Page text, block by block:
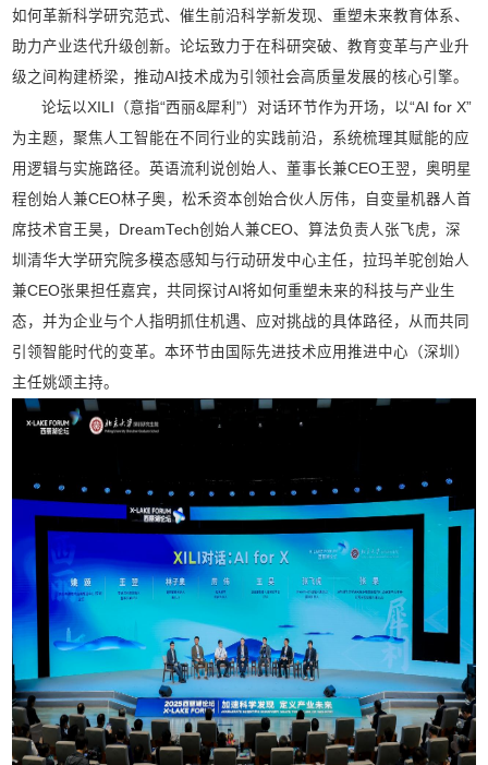
如何革新科学研究范式、催生前沿科学新发现、重塑未来教育体系、
助力产业迭代升级创新。论坛致力于在科研突破、教育变革与产业升
级之间构建桥梁，推动AI技术成为引领社会高质量发展的核心引擎。
论坛以XILI（意指“西丽&犀利”）对话环节作为开场，以“AI for X”
为主题，聚焦人工智能在不同行业的实践前沿，系统梳理其赋能的应
用逻辑与实施路径。英语流利说创始人、董事长兼CEO王翌，奥明星
程创始人兼CEO林子奥，松禾资本创始合伙人厉伟，自变量机器人首
席技术官王昊，
DreamTech创始人兼CEO、算法负责人张飞虎，深
圳清华大学研究院多模态感知与行动研发中心主任，拉玛羊驼创始人
兼CEO张果担任嘉宾，共同探讨AI将如何重塑未来的科技与产业生
态，并为企业与个人指明抓住机遇、应对挑战的具体路径，从而共同
引领智能时代的变革。本环节由国际先进技术应用推进中心（深圳）
主任姚颂主持。